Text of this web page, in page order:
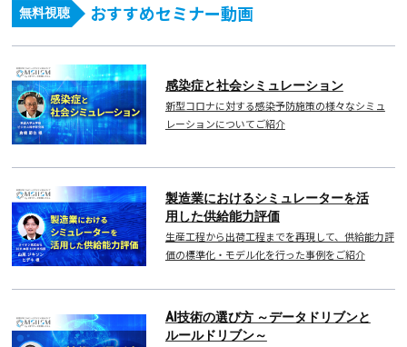
無料視聴 おすすめセミナー動画
感染症と社会シミュレーション
新型コロナに対する感染予防施策の様々なシミュ
レーションについてご紹介
製造業におけるシミュレーターを活
用した供給能力評価
生産工程から出荷工程までを再現して、供給能力評
価の標準化・モデル化を行った事例をご紹介
AI技術の選び方 ～データドリブンと
ルールドリブン～